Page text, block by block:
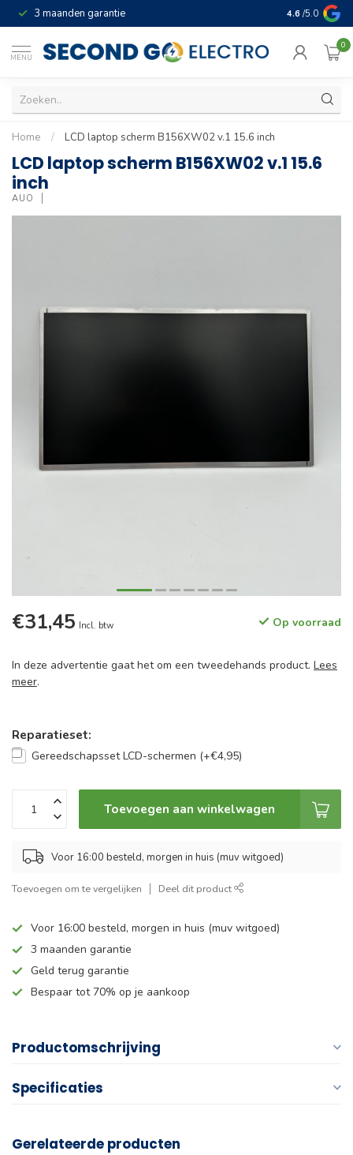
3 maanden garantie Geld terug
4.6 /5.0
MENU
0
Home / LCD laptop scherm B156XW02 v.1 15.6 inch
LCD laptop scherm B156XW02 v.1 15.6
inch
AUO
€31,45 Incl. btw Op voorraad
In deze advertentie gaat het om een tweedehands product. Lees
meer.
Reparatieset:
Gereedschapsset LCD-schermen (+€4,95)
Toevoegen aan winkelwagen
Voor 16:00 besteld, morgen in huis (muv witgoed)
Toevoegen om te vergelijken Deel dit product
Voor 16:00 besteld, morgen in huis (muv witgoed)
3 maanden garantie
Geld terug garantie
Bespaar tot 70% op je aankoop
Productomschrijving
Specificaties
Gerelateerde producten